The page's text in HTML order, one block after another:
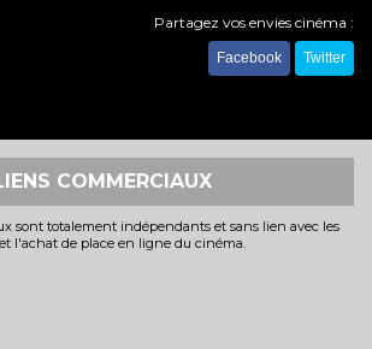
Partagez vos envies cinéma :
Facebook Twitter
COMMERCIAUX
sont totalement indépendants et sans lien avec les
l'achat de place en ligne du cinéma.